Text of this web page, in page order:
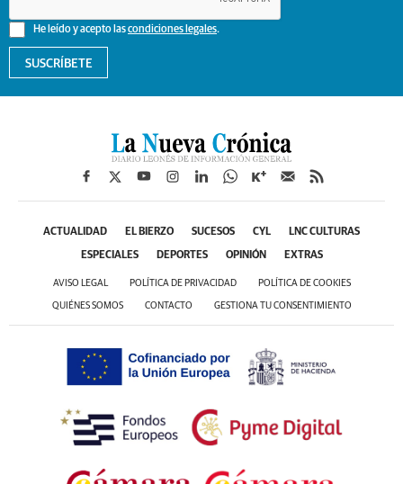
He leído y acepto lascondiciones legales.
SUSCRÍBETE
ACTUALIDAD EL BIERZO SUCESOS CYL LNC CULTURAS
ESPECIALES DEPORTES OPINIÓN EXTRAS
AVISO LEGAL POLÍTICA DE PRIVACIDAD POLÍTICA DE COOKIES
QUIÉNES SOMOS CONTACTO GESTIONA TU CONSENTIMIENTO